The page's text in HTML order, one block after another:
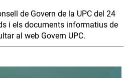
de Govern de la UPC del 24
i els documents informatius de
al web Govern UPC.